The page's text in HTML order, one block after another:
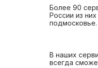
Более 90
России из
подмосковье.
В наших
всегда